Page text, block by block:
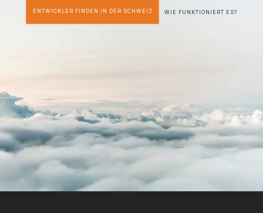
ENTWICKLER FINDEN IN DER SCHWEIZ WIE FUNKTIONIERT ES?